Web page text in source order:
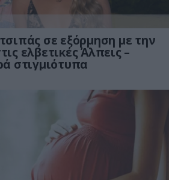
σε εξόρμηση με την
ελβετικές Άλπεις –
στιγμιότυπα